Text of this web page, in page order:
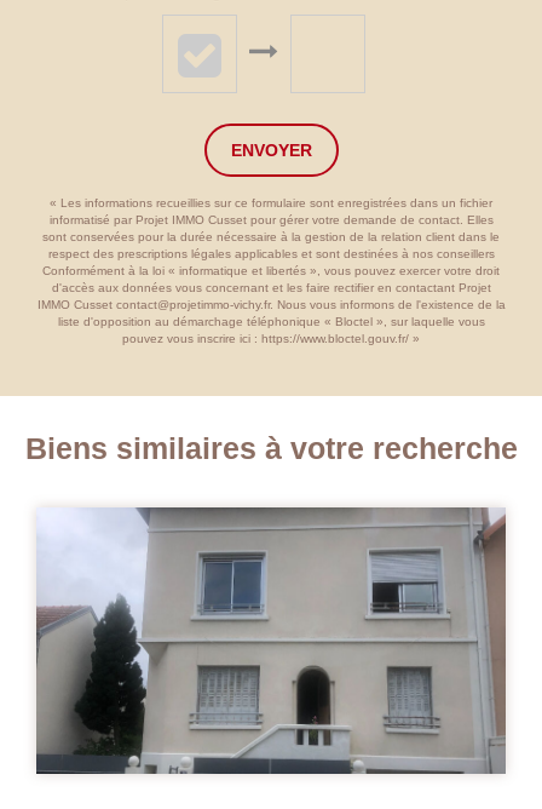
ENVOYER
« Les informations recueillies sur ce formulaire sont enregistrées dans un fichier
informatisé par Projet IMMO Cusset pour gérer votre demande de contact. Elles
sont conservées pour la durée nécessaire à la gestion de la relation client dans le
respect des prescriptions légales applicables et sont destinées à nos conseillers
Conformément à la loi « informatique et libertés », vous pouvez exercer votre droit
d'accès aux données vous concernant et les faire rectifier en contactant Projet
IMMO Cusset contact@projetimmo-vichy.fr. Nous vous informons de l'existence de la
liste d'opposition au démarchage téléphonique « Bloctel », sur laquelle vous
pouvez vous inscrire ici : https://www.bloctel.gouv.fr/ »
Biens similaires à votre recherche